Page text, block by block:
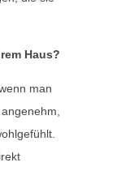
Haus?
man